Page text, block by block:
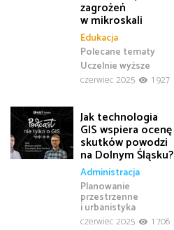
zagrożeń
w mikroskali
Edukacja
Polecane tematy
Uczelnie wyższe
czerwiec 2025
1 927
Jak technologia
GIS wspiera ocenę
skutków powodzi
na Dolnym Śląsku?
Administracja
Planowanie
przestrzenne
i urbanistyka
czerwiec 2025
1 706